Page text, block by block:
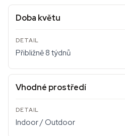
Doba květu
Přibližně 8 týdnů
Vhodné prostředí
Indoor / Outdoor